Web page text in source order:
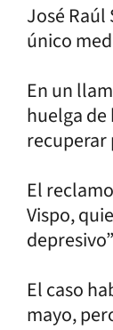
José Raúl
único
En un
huelga de
recuperar
El
Vispo,
El caso
mayo,